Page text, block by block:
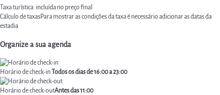
Taxa turística: incluída no preço final
Cálculo de taxasPara mostrar as condições da taxa é necessário adicionar as datas da
estadia
Organize a sua agenda
Horário de check-in Todos os dias de 16:00 a 23:00
Horário de check-outAntes das 11:00